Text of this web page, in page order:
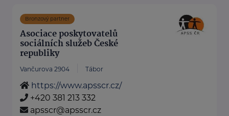
Bronzový partner
Asociace poskytovatelů
sociálních služeb České
republiky
Vančurova 2904 Tábor
https://www.apsscr.cz/
+420 381 213 332
apsscr@apsscr.cz